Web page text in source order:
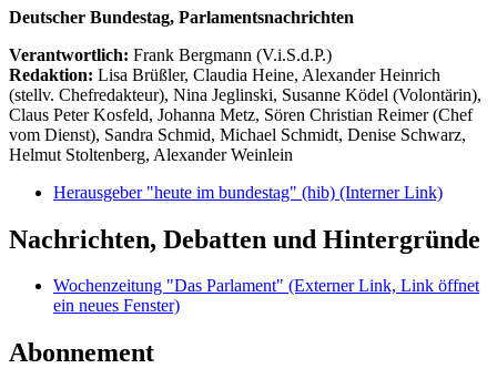
Deutscher Bundestag, Parlamentsnachrichten
Verantwortlich: Frank Bergmann (V.i.S.d.P.)
Redaktion: Lisa Brüßler, Claudia Heine, Alexander Heinrich
(stellv. Chefredakteur), Nina Jeglinski, Susanne Ködel (Volontärin),
Claus Peter Kosfeld, Johanna Metz, Sören Christian Reimer (Chef
vom Dienst), Sandra Schmid, Michael Schmidt, Denise Schwarz,
Helmut Stoltenberg, Alexander Weinlein
Herausgeber "heute im bundestag" (hib) (Interner Link)
Nachrichten, Debatten und Hintergründe
Wochenzeitung "Das Parlament" (Externer Link, Link öffnet
ein neues Fenster)
Abonnement